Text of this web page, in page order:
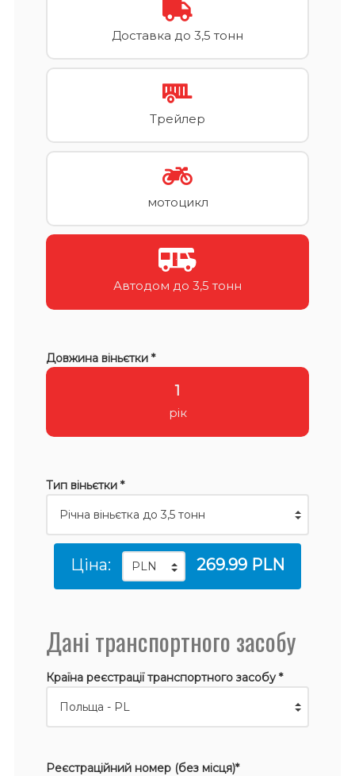
Доставка до 3,5 тонн
Трейлер
мотоцикл
Автодом до 3,5 тонн
Довжина віньєтки *
1
рік
Тип віньєтки *
Ціна: 269.99 PLN
Дані транспортного засобу
Країна реєстрації транспортного засобу *
Реєстраційний номер (без місця)*